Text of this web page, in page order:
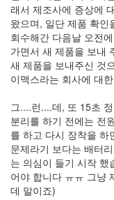
래서 제조사에 증상에
왔으며, 일단 제품 확인
회수해간 다음날 오전
가면서 새 제품을 보내
새 제품을 보내주신 것
이맥스라는 회사에 대
그....런....데, 또 15초
분리를 하기 전에는 전
를 하고 다시 장착을 하
문제라기 보다는 배터
는 의심이 들기 시작 했
어야 합니다 ㅠㅠ 그냥
데 말이죠)
충
전
지
방
전...
by
김
정
균
하
이
맥